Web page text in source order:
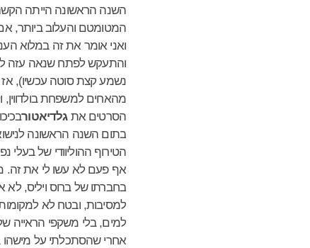
השנה הראשונה הייתה הקשה
המטומטם והעלוב ביותר,
ואני אומר את זה במלוא
והתעקש לפתח שנאה עזה
נשמע קצת סוטה עכשיו),
מהאחים למשפחת בולדווין,
הסרטים אתגלדיאטור
בתום השנה הראשונה
הטירוף ההוליוודי של
אף פעם לא עשו לי את זה.
בחברתו של ברוס ויליס, לא
למסיבות, ובטח לא
למים, בלי משקפי הראייה
אחרי שהסתכלתי על מישהו